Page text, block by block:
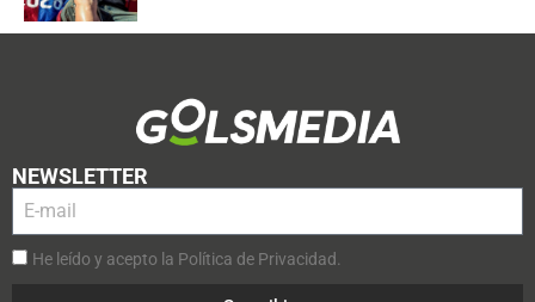
NEWSLETTER
He leído y acepto la Política de Privacidad.